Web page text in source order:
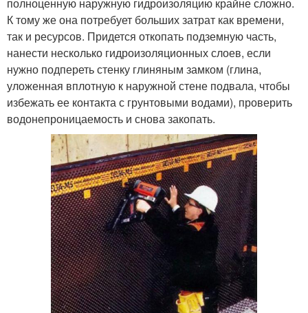
К тому же она потребует больших затрат как времени,
так и ресурсов. Придется откопать подземную часть,
нанести несколько гидроизоляционных слоев, если
нужно подпереть стенку глиняным замком (глина,
уложенная вплотную к наружной стене подвала, чтобы
избежать ее контакта с грунтовыми водами), проверить
водонепроницаемость и снова закопать.